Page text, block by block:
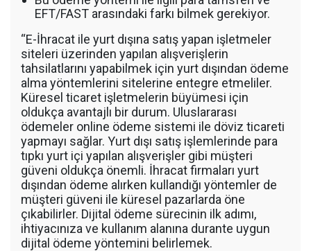
EFT/FAST arasındaki farkı bilmek gerekiyor.
“E-İhracat ile yurt dışına satış yapan işletmeler
siteleri üzerinden yapılan alışverişlerin
tahsilatlarını yapabilmek için yurt dışından ödeme
alma yöntemlerini sitelerine entegre etmeliler.
Küresel ticaret işletmelerin büyümesi için
oldukça avantajlı bir durum. Uluslararası
ödemeler online ödeme sistemi ile döviz ticareti
yapmayı sağlar. Yurt dışı satış işlemlerinde para
tıpkı yurt içi yapılan alışverişler gibi müşteri
güveni oldukça önemli. İhracat firmaları yurt
dışından ödeme alırken kullandığı yöntemler de
müşteri güveni ile küresel pazarlarda öne
çıkabilirler. Dijital ödeme sürecinin ilk adımı,
ihtiyacınıza ve kullanım alanına durante uygun
dijital ödeme yöntemini belirlemek.